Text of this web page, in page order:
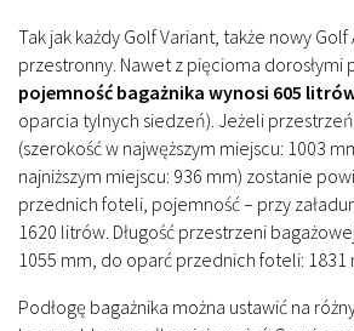
Tak jak każdy Golf Variant, także nowy
przestronny. Nawet z pięcioma dorosłymi
pojemność bagażnika wynosi 605
oparcia tylnych siedzeń). Jeżeli
(szerokość w najwęższym miejscu: 1003
najniższym miejscu: 936 mm) zostanie
przednich foteli, pojemność – przy
1620 litrów. Długość przestrzeni
1055 mm, do oparć przednich foteli: 1831
Podłogę bagażnika można ustawić na